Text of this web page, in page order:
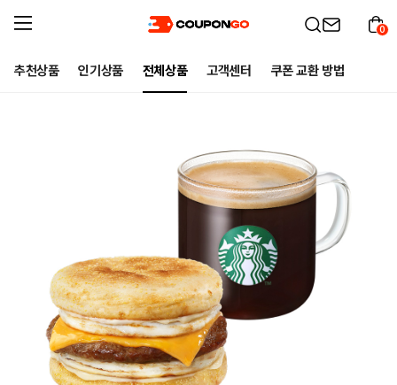
추천상품 인기상품 전체상품 고객센터 쿠폰 교환 방법
0